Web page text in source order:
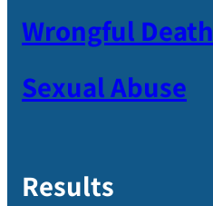
Wrongful Death
Sexual Abuse
Results